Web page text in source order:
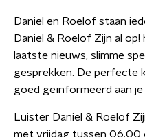
Daniel en Roelof staan
Daniel & Roelof Zijn al
laatste nieuws, slimme
gesprekken. De perfecte
goed geïnformeerd aan
Luister Daniel & Roelof
met vrijdag tussen 06.00